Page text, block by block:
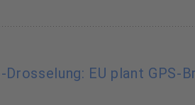
EU plant GPS-